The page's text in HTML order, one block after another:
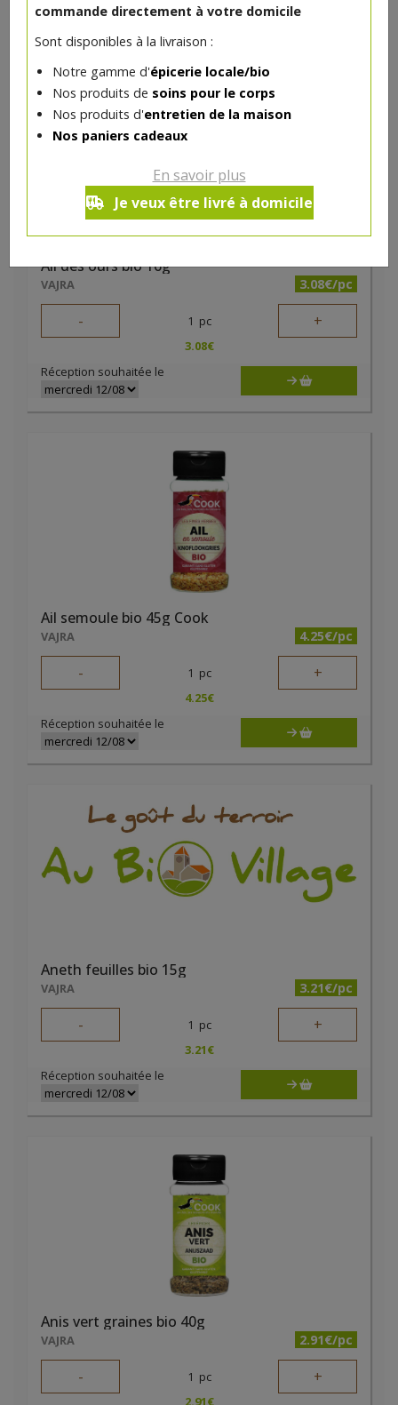
commande directement à votre domicile
Sont disponibles à la livraison :
Notre gamme d'épicerie locale/bio
Nos produits de soins pour le corps
Nos produits d'entretien de la maison
Nos paniers cadeaux
En savoir plus
Je veux être livré à domicile
DANS LA MÊME CATÉGORIE ...
Ail des ours bio 16g
VAJRA 3.08€/pc
- 1 pc +
3.08€
Réception souhaitée le
Ail semoule bio 45g Cook
VAJRA 4.25€/pc
- 1 pc +
4.25€
Réception souhaitée le
Aneth feuilles bio 15g
VAJRA 3.21€/pc
- 1 pc +
3.21€
Réception souhaitée le
Anis vert graines bio 40g
VAJRA 2.91€/pc
- 1 pc +
2.91€